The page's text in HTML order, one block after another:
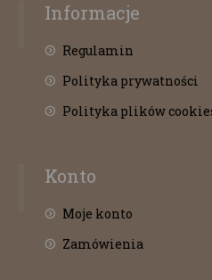
Informacje
Regulamin
Polityka prywatności
Polityka plików
Konto
Moje konto
Zamówienia